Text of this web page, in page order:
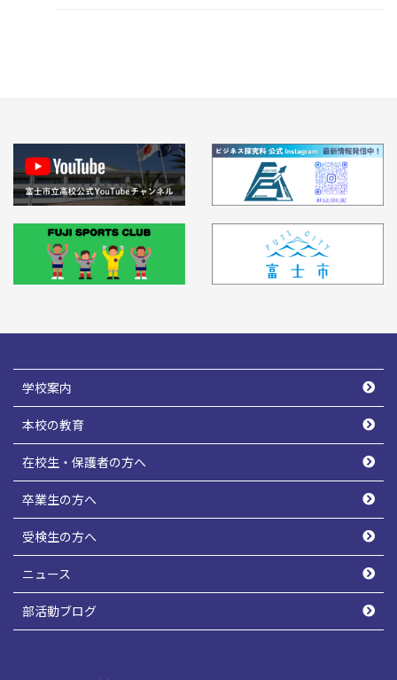
学校案内
本校の教育
在校生・保護者の方へ
卒業生の方へ
受検生の方へ
ニュース
部活動ブログ